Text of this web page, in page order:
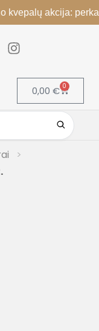
akcija: perkant 2,
0,00 € 0